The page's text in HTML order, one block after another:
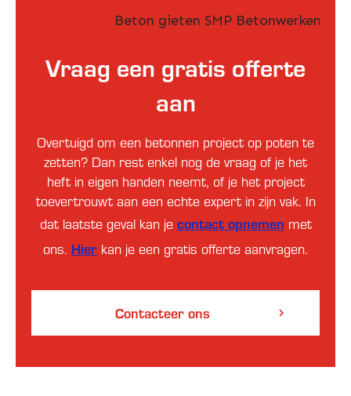
Vraag een gratis offerte
aan
Overtuigd om een betonnen project op poten te
zetten? Dan rest enkel nog de vraag of je het
heft in eigen handen neemt, of je het project
toevertrouwt aan een echte expert in zijn vak. In
dat laatste geval kan je contact opnemen met
ons. Hier kan je een gratis offerte aanvragen.
Contacteer ons